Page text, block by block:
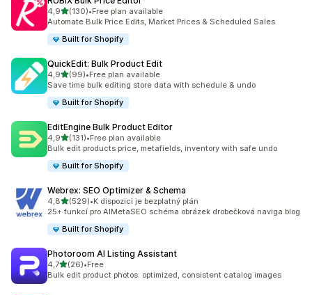
4,9z 5 hvězd
(130)
Celkový počet recenzí: 130
•Free plan available
Automate Bulk Price Edits, Market Prices & Scheduled Sales
Built for Shopify
QuickEdit: Bulk Product Edit
4,9z 5 hvězd
(99)
Celkový počet recenzí: 99
•Free plan available
Save time bulk editing store data with schedule & undo
Built for Shopify
EditEngine Bulk Product Editor
4,9z 5 hvězd
(131)
Celkový počet recenzí: 131
•Free plan available
Bulk edit products price, metafields, inventory with safe undo
Built for Shopify
Webrex: SEO Optimizer & Schema
4,8z 5 hvězd
(529)
Celkový počet recenzí: 529
•K dispozici je bezplatný plán
25+ funkcí pro AIMetaSEO schéma obrázek drobečková naviga blog
Built for Shopify
Photoroom AI Listing Assistant
4,7z 5 hvězd
(26)
Celkový počet recenzí: 26
•Free
Bulk edit product photos: optimized, consistent catalog images